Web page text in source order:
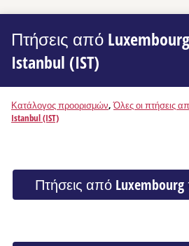
Πτήσεις από
Istanbul (IST)
Κατάλογος προορισμών,Όλες οι πτήσεις
Istanbul (IST)
Πτήσεις από